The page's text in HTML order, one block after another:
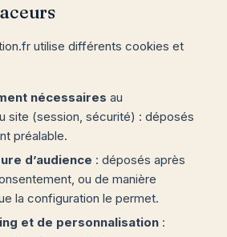
utilise différents cookies et
nécessaires au
site (session, sécurité) : déposés
préalable.
d’audience : déposés après
ou de manière
la configuration le permet.
et de personnalisation :